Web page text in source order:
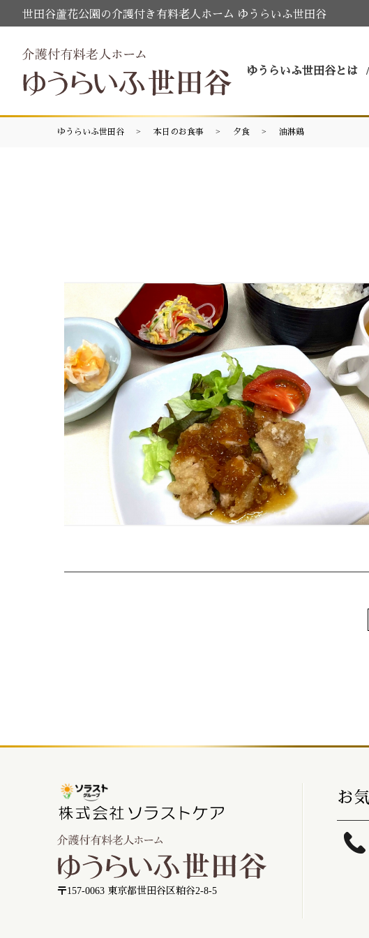
世田谷蘆花公園の介護付き有料老人ホーム ゆうらいふ世田谷
ゆうらいふ世田谷とは
ゆうらいふ世田谷 本日のお食事 夕食 油淋鶏
〒157-0063 東京都世田谷区粕谷2-8-5
お